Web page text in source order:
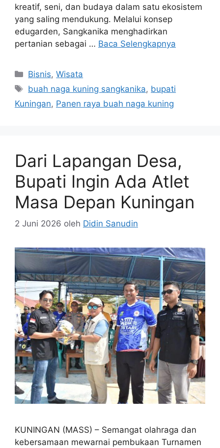
kreatif, seni, dan budaya dalam satu ekosistem
yang saling mendukung. Melalui konsep
edugarden, Sangkanika menghadirkan
pertanian sebagai … Baca Selengkapnya
Kategori
Bisnis,Wisata
Tag
buah naga kuning sangkanika, bupati
Kuningan, Panen raya buah naga kuning
Dari Lapangan Desa,
Bupati Ingin Ada Atlet
Masa Depan Kuningan
2 Juni 2026 oleh Didin Sanudin
KUNINGAN (MASS) – Semangat olahraga dan
kebersamaan mewarnai pembukaan Turnamen